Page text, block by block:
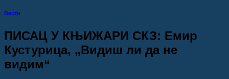
Вести
ПИСАЦ У КЊИЖАРИ СКЗ: Емир
Кустурица, „Видиш ли да не
видим“